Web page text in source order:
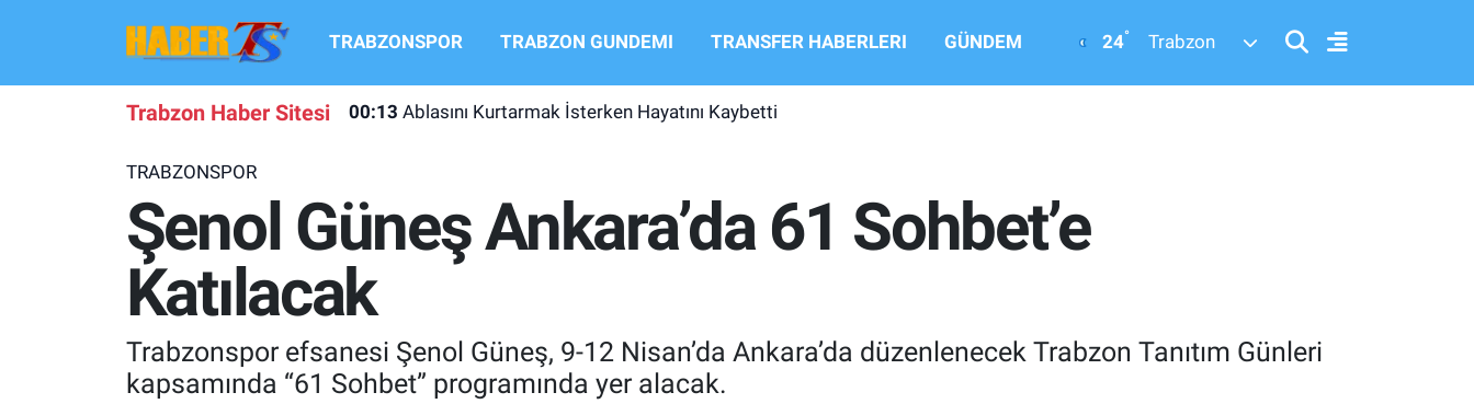
TRABZONSPOR TRABZON GUNDEMI TRANSFER HABERLERI GÜNDEM 24° Trabzon
Trabzon Haber Sitesi 00:13 Ablasını Kurtarmak İsterken Hayatını Kaybetti
TRABZONSPOR
Şenol Güneş Ankara’da 61 Sohbet’e
Katılacak
Trabzonspor efsanesi Şenol Güneş, 9-12 Nisan’da Ankara’da düzenlenecek Trabzon Tanıtım Günleri
kapsamında “61 Sohbet” programında yer alacak.
TRABZONSPOR
TRANSFER HABERLERI
KULİS MEYDANI
1461 TRABZON
Hava Durumu
Süper Lig Puan Durumu ve Fikstür
Tüm Manşetler
Son Dakika Haberleri
Haber Arşivi